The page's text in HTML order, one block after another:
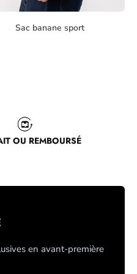
Sac banane sport
OU REMBOURSÉ
en avant-première